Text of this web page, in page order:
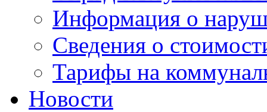
Информация о
Сведения о
Тарифы на
Новости